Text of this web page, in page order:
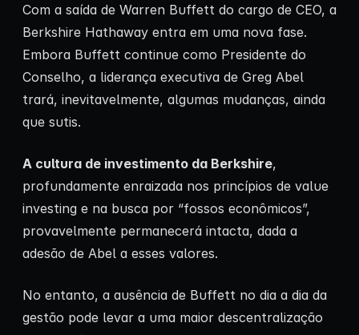
Com a saída de Warren Buffett do cargo de CEO, a
Berkshire Hathaway entra em uma nova fase.
Embora Buffett continue como Presidente do
Conselho, a liderança executiva de Greg Abel
trará, inevitavelmente, algumas mudanças, ainda
que sutis.
A cultura de investimento da Berkshire,
profundamente enraizada nos princípios de value
investing e na busca por “fossos econômicos”,
provavelmente permanecerá intacta, dada a
adesão de Abel a esses valores.
No entanto, a ausência de Buffett no dia a dia da
gestão pode levar a uma maior descentralização